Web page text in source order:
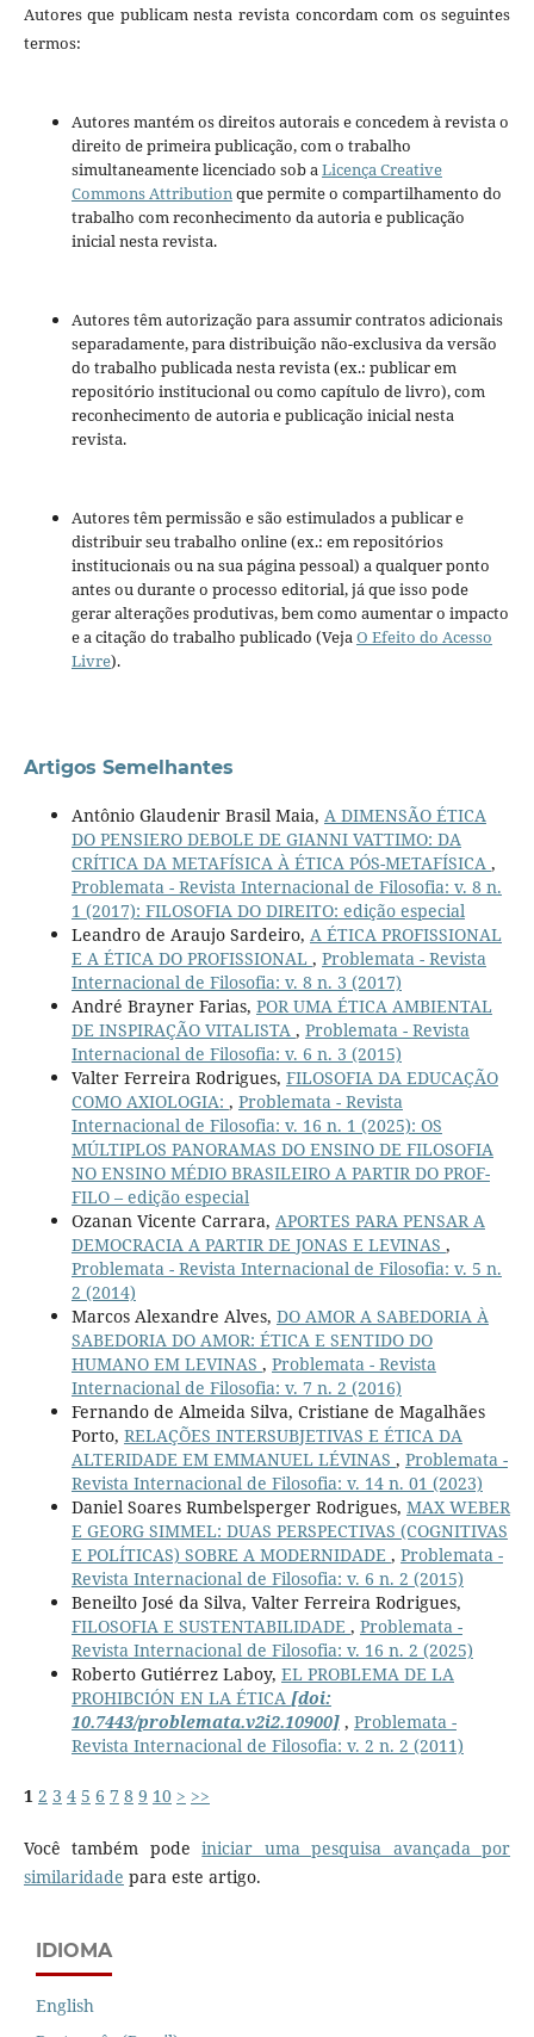
Autores que publicam nesta revista concordam com os seguintes
termos:
Autores mantém os direitos autorais e concedem à revista o
direito de primeira publicação, com o trabalho
simultaneamente licenciado sob aLicença Creative
Commons Attributionque permite o compartilhamento do
trabalho com reconhecimento da autoria e publicação
inicial nesta revista.
Autores têm autorização para assumir contratos adicionais
separadamente, para distribuição não-exclusiva da versão
do trabalho publicada nesta revista (ex.: publicar em
repositório institucional ou como capítulo de livro), com
reconhecimento de autoria e publicação inicial nesta
revista.
Autores têm permissão e são estimulados a publicar e
distribuir seu trabalho online (ex.: em repositórios
institucionais ou na sua página pessoal) a qualquer ponto
antes ou durante o processo editorial, já que isso pode
gerar alterações produtivas, bem como aumentar o impacto
e a citação do trabalho publicado (VejaO Efeito do Acesso
Livre).
Artigos Semelhantes
Antônio Glaudenir Brasil Maia, A DIMENSÃO ÉTICA
DO PENSIERO DEBOLE DE GIANNI VATTIMO: DA
CRÍTICA DA METAFÍSICA À ÉTICA PÓS-METAFÍSICA ,
Problemata - Revista Internacional de Filosofia: v. 8 n.
1 (2017): FILOSOFIA DO DIREITO: edição especial
Leandro de Araujo Sardeiro, A ÉTICA PROFISSIONAL
E A ÉTICA DO PROFISSIONAL , Problemata - Revista
Internacional de Filosofia: v. 8 n. 3 (2017)
André Brayner Farias, POR UMA ÉTICA AMBIENTAL
DE INSPIRAÇÃO VITALISTA , Problemata - Revista
Internacional de Filosofia: v. 6 n. 3 (2015)
Valter Ferreira Rodrigues, FILOSOFIA DA EDUCAÇÃO
COMO AXIOLOGIA: , Problemata - Revista
Internacional de Filosofia: v. 16 n. 1 (2025): OS
MÚLTIPLOS PANORAMAS DO ENSINO DE FILOSOFIA
NO ENSINO MÉDIO BRASILEIRO A PARTIR DO PROF-
FILO – edição especial
Ozanan Vicente Carrara, APORTES PARA PENSAR A
DEMOCRACIA A PARTIR DE JONAS E LEVINAS ,
Problemata - Revista Internacional de Filosofia: v. 5 n.
2 (2014)
Marcos Alexandre Alves, DO AMOR A SABEDORIA À
SABEDORIA DO AMOR: ÉTICA E SENTIDO DO
HUMANO EM LEVINAS , Problemata - Revista
Internacional de Filosofia: v. 7 n. 2 (2016)
Fernando de Almeida Silva, Cristiane de Magalhães
Porto, RELAÇÕES INTERSUBJETIVAS E ÉTICA DA
ALTERIDADE EM EMMANUEL LÉVINAS , Problemata -
Revista Internacional de Filosofia: v. 14 n. 01 (2023)
Daniel Soares Rumbelsperger Rodrigues, MAX WEBER
E GEORG SIMMEL: DUAS PERSPECTIVAS (COGNITIVAS
E POLÍTICAS) SOBRE A MODERNIDADE , Problemata -
Revista Internacional de Filosofia: v. 6 n. 2 (2015)
Beneilto José da Silva, Valter Ferreira Rodrigues,
FILOSOFIA E SUSTENTABILIDADE , Problemata -
Revista Internacional de Filosofia: v. 16 n. 2 (2025)
Roberto Gutiérrez Laboy, EL PROBLEMA DE LA
PROHIBCIÓN EN LA ÉTICA [doi:
10.7443/problemata.v2i2.10900], Problemata -
Revista Internacional de Filosofia: v. 2 n. 2 (2011)
1 2 3 4 5 6 7 8 9 10 > >>
Você também podeiniciar uma pesquisa avançada por
similaridade para este artigo.
IDIOMA
English